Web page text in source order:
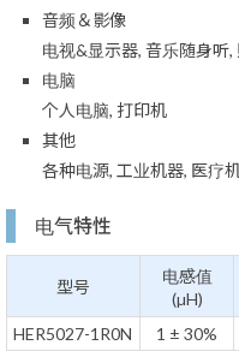
音频＆影像
电视&显示器, 音乐随身听,
电脑
个人电脑, 打印机
其他
各种电源, 工业机器, 医疗
电气特性
型号
电感值
(µH)
HER5027-1R0N
1 ± 30%